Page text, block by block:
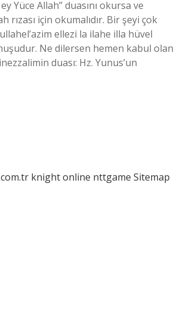
Yüce Allah” duasını okursa ve
için okumalıdır. Bir şeyi çok
ellezi la ilahe illa hüvel
Ne dilersen hemen kabul olan
duası: Hz. Yunus’un
knight online nttgame Sitemap